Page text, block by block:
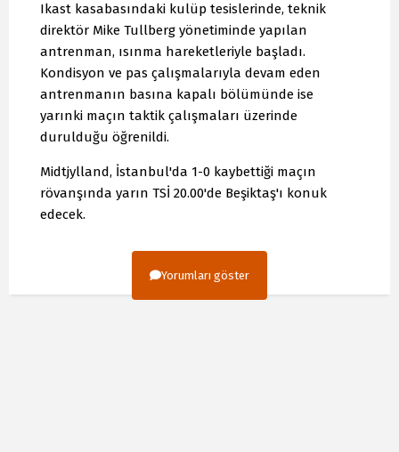
Ikast kasabasındaki kulüp tesislerinde, teknik
direktör Mike Tullberg yönetiminde yapılan
antrenman, ısınma hareketleriyle başladı.
Kondisyon ve pas çalışmalarıyla devam eden
antrenmanın basına kapalı bölümünde ise
yarınki maçın taktik çalışmaları üzerinde
durulduğu öğrenildi.
Midtjylland, İstanbul'da 1-0 kaybettiği maçın
rövanşında yarın TSİ 20.00'de Beşiktaş'ı konuk
edecek.
Yorumları göster